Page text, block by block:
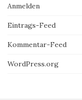
Anmelden
Eintrags-Feed
Kommentar-Feed
WordPress.org